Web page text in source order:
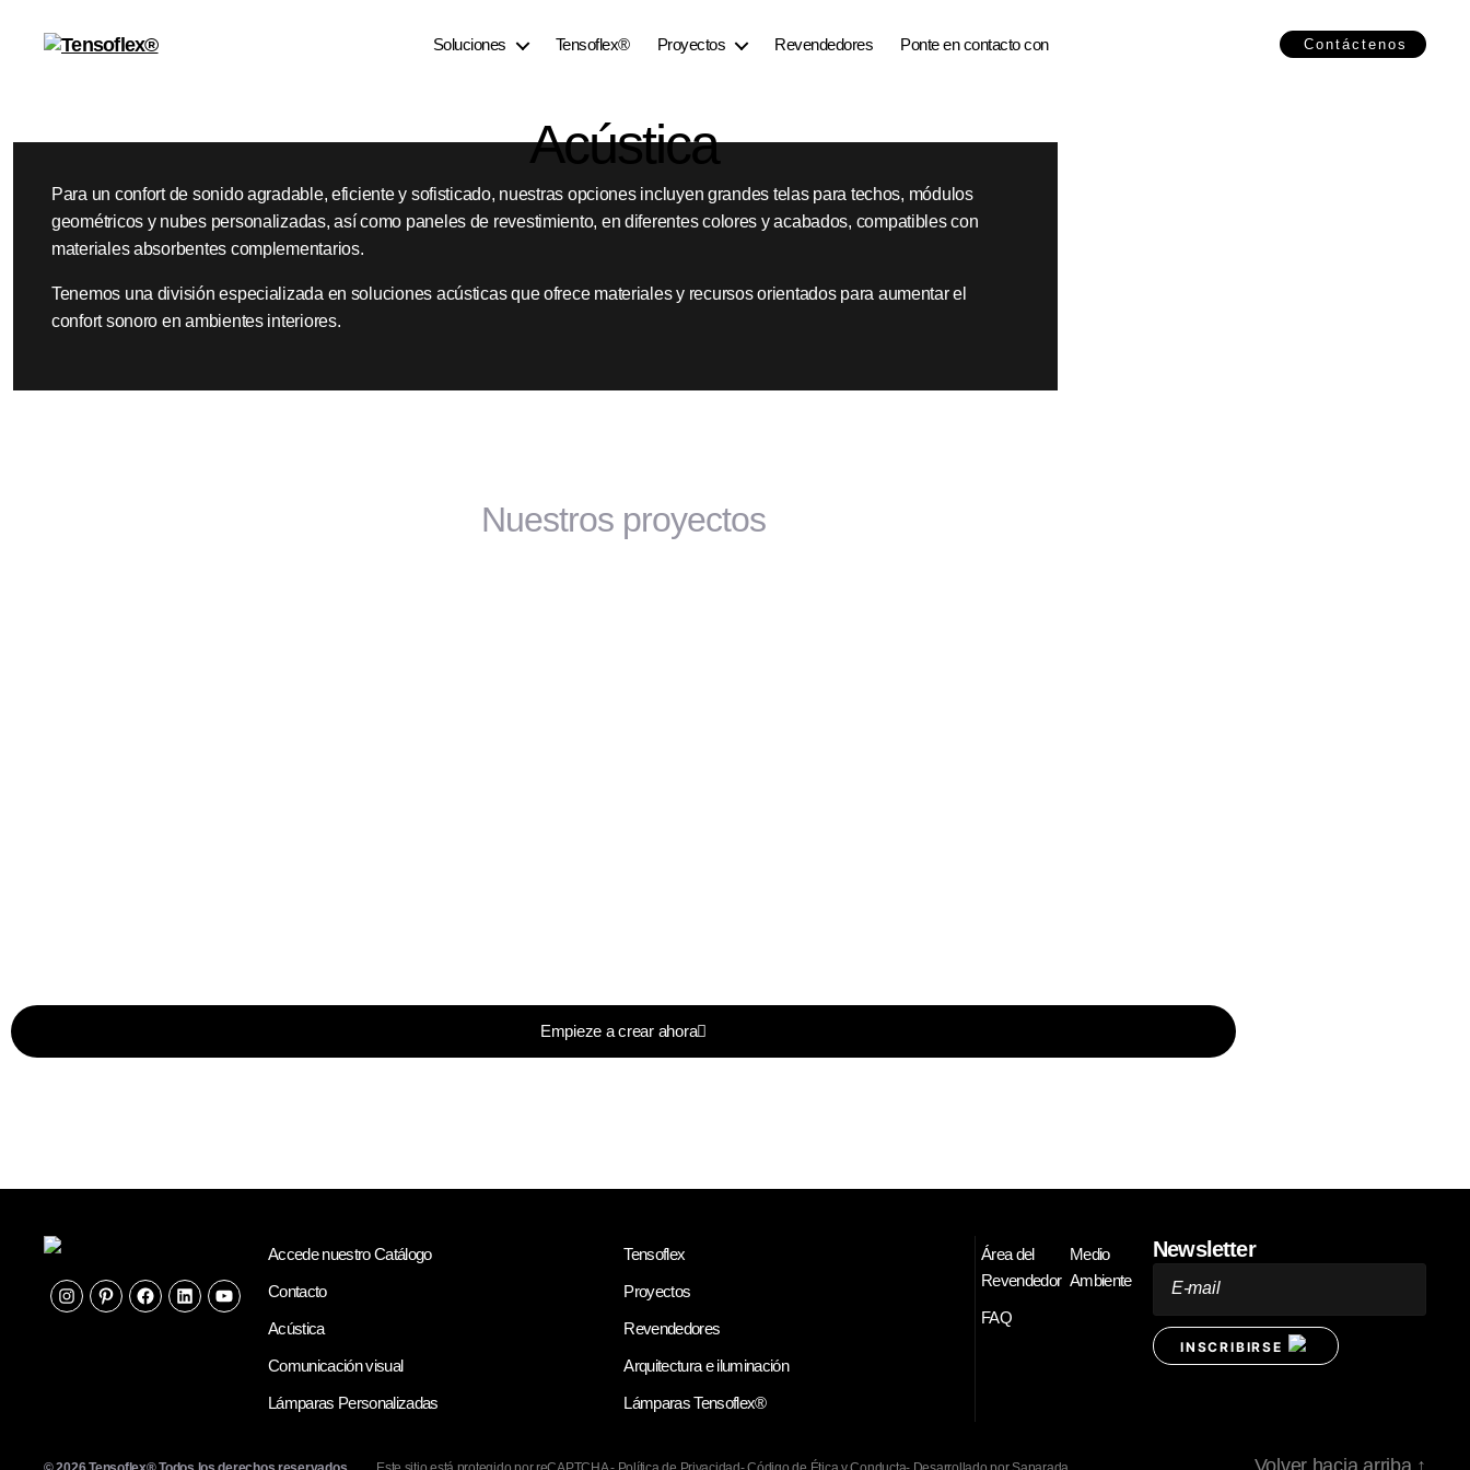
Soluciones Tensoflex® Proyectos Revendedores Ponte en contacto con Contáctenos
Acústica
Para un confort de sonido agradable, eficiente y sofisticado, nuestras opciones incluyen grandes telas para techos, módulos
geométricos y nubes personalizadas, así como paneles de revestimiento, en diferentes colores y acabados, compatibles con
materiales absorbentes complementarios.
Tenemos una división especializada en soluciones acústicas que ofrece materiales y recursos orientados para aumentar el
confort sonoro en ambientes interiores.
Nuestros proyectos
Empieze a crear ahora
Accede nuestro Catálogo
Tensoflex
Contacto
Proyectos
Acústica
Revendedores
Comunicación visual
Arquitectura e iluminación
Lámparas Personalizadas
Lámparas Tensoflex®
Área del
Revendedor
Medio
Ambiente
FAQ
Newsletter
E-mail
INSCRIBIRSE
Volver hacia arriba ↑